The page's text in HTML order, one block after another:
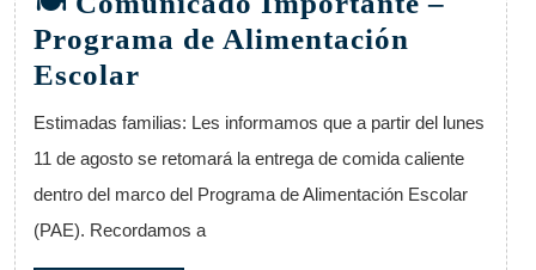
Programa de Alimentación
Escolar
Comunicado
Importante
Programa
Estimadas familias: Les informamos que a partir del lunes
11 de agosto se retomará la entrega de comida caliente
dentro del marco del Programa de Alimentación Escolar
(PAE). Recordamos a